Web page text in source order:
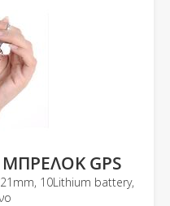
GPS
10Lithium battery,